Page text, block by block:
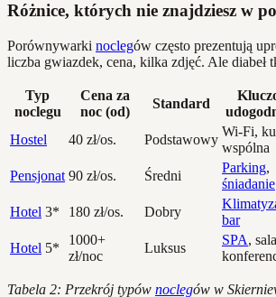
Różnice, których nie znajdziesz w
Porównywarki noclegów często prezentują
liczba gwiazdek, cena, kilka zdjęć. Ale diabeł
Typ
noclegu
Cena za
noc (od)
Standard
Hostel 40 zł/os. Podstawowy
Wi-Fi,
wspólna
Pensjonat 90 zł/os. Średni
Parking,
śniadanie
Hotel 3* 180 zł/os. Dobry
bar
Hotel 5*
1000+
zł/noc
Luksus
SPA, sala
Tabela 2: Przekrój typów noclegów w